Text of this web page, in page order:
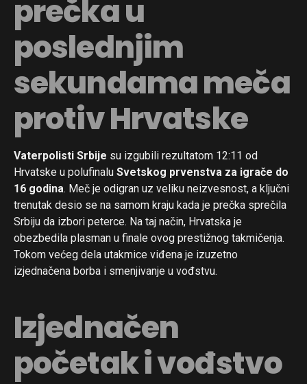
prečka u
poslednjim
sekundama meča
protiv Hrvatske
Vaterpolisti Srbije su izgubili rezultatom 12:11 od
Hrvatske u polufinalu Svetskog prvenstva za igrače do
16 godina. Meč je odigran uz veliku neizvesnost, a ključni
trenutak desio se na samom kraju kada je prečka sprečila
Srbiju da izbori peterce. Na taj način, Hrvatska je
obezbedila plasman u finale ovog prestižnog takmičenja.
Tokom većeg dela utakmice viđena je izuzetno
izjednačena borba i smenjivanje u vođstvu.
Izjednačen
početak i vođstvo